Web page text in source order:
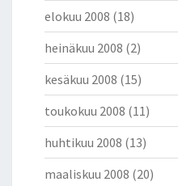
elokuu 2008 (18)
heinäkuu 2008 (2)
kesäkuu 2008 (15)
toukokuu 2008 (11)
huhtikuu 2008 (13)
maaliskuu 2008 (20)